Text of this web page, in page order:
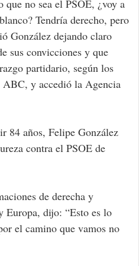
no sea el PSOE, ¿voy a
Tendría derecho, pero
González dejando claro
sus convicciones y que
partidario, según los
ABC, y accedió la Agencia
84 años, Felipe González
contra el PSOE de
de derecha y
Europa, dijo: “Esto es lo
el camino que vamos no